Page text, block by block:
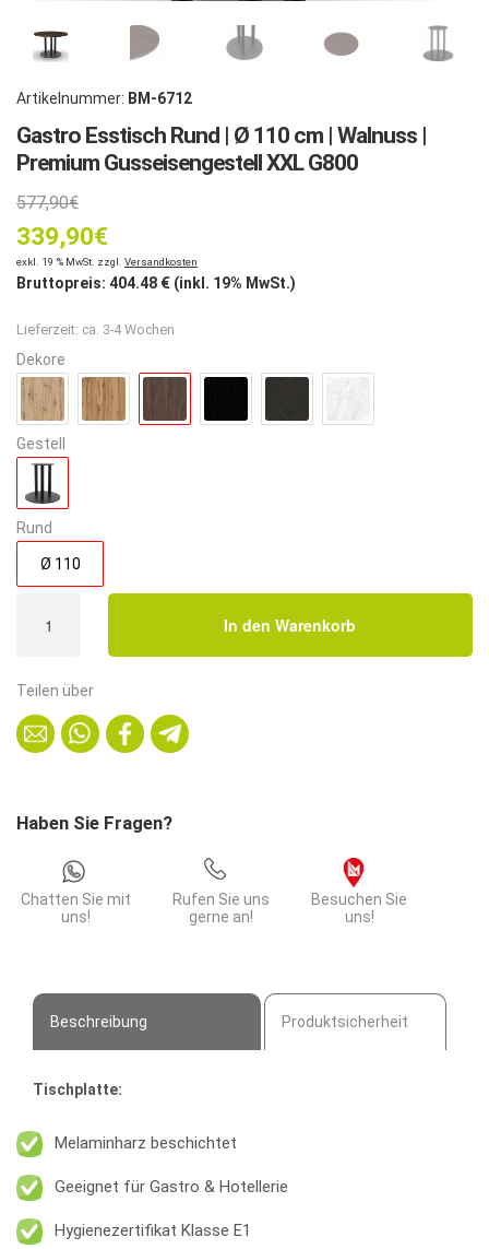
Artikelnummer: BM-6712
Gastro Esstisch Rund | Ø 110 cm | Walnuss |
Premium Gusseisengestell XXL G800
577,90€Ursprünglicher
Preis
war:
577,90€
339,90€
Aktueller
Preis
ist:
339,90€.
exkl. 19 % MwSt. zzgl. Versandkosten
Bruttopreis: 404.48 € (inkl. 19% MwSt.)
Lieferzeit: ca. 3-4 Wochen
Dekore
Gestell
Rund
Ø 110
Esstisch
|
110
cm
|
Premium
Gusseisengestell
XXL
In den Warenkorb
Teilen über
Haben Sie Fragen?
Chatten Sie mit
uns!
Rufen Sie uns
gerne an!
Besuchen Sie
uns!
Beschreibung Produktsicherheit
Tischplatte:
Melaminharz beschichtet
Geeignet für Gastro & Hotellerie
Hygienezertifikat Klasse E1